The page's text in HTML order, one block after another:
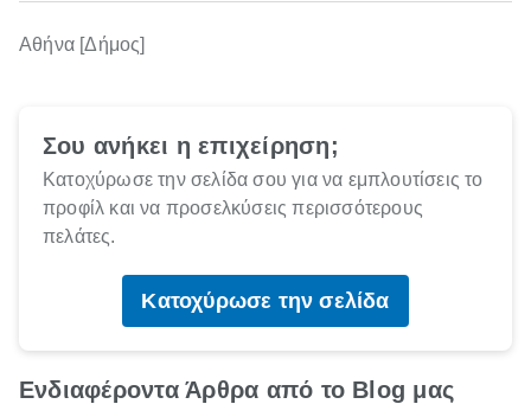
Αθήνα [Δήμος]
Σου ανήκει η επιχείρηση;
Κατοχύρωσε την σελίδα σου για να εμπλουτίσεις το
προφίλ και να προσελκύσεις περισσότερους
πελάτες.
Κατοχύρωσε την σελίδα
Ενδιαφέροντα Άρθρα από το Blog μας